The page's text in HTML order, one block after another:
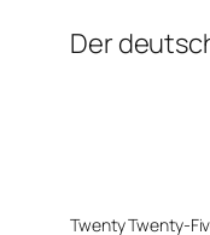
Der
Twenty Twenty-